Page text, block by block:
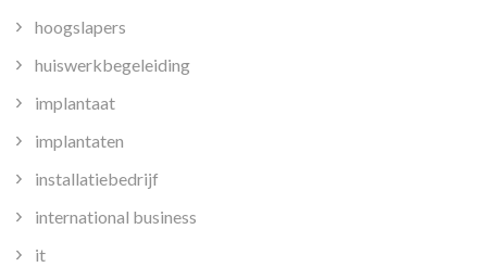
hoogslapers
huiswerkbegeleiding
implantaat
implantaten
installatiebedrijf
international business
it